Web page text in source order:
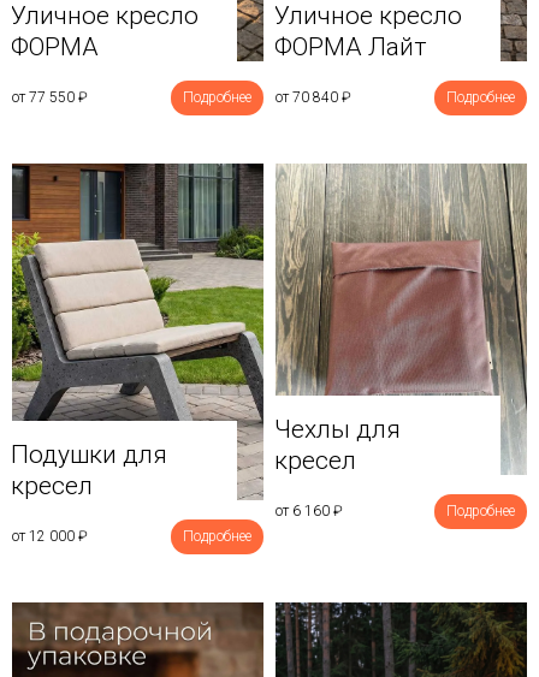
Уличное кресло
ФОРМА
от 77 550 ₽ Подробнее
Уличное кресло
ФОРМА Лайт
от 70 840 ₽ Подробнее
Подушки для
кресел
от 12 000 ₽ Подробнее
Чехлы для
кресел
от 6 160 ₽ Подробнее